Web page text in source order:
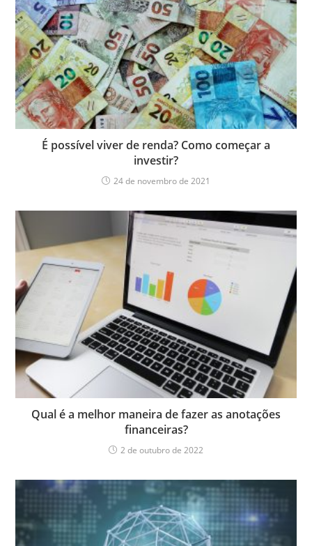
É possível viver de renda? Como começar a
investir?
24 de novembro de 2021
Qual é a melhor maneira de fazer as anotações
financeiras?
2 de outubro de 2022